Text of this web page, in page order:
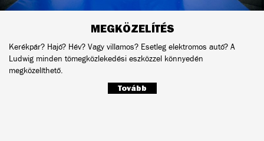
MEGKÖZELÍTÉS
Kerékpár? Hajó? Hév? Vagy villamos? Esetleg elektromos autó? A
Ludwig minden tömegközlekedési eszközzel könnyedén
megközelíthető.
Tovább